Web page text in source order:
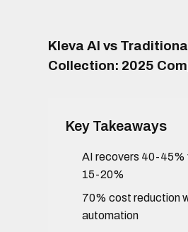
Kleva AI vs
Collection: 2025
Key Takeaways
AI recovers 40-45%
15-20%
70% cost reduction
automation